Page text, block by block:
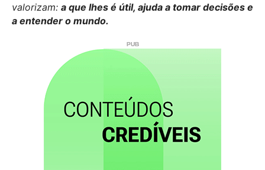
valorizam: a que lhes é útil, ajuda a tomar decisões e
a entender o mundo.